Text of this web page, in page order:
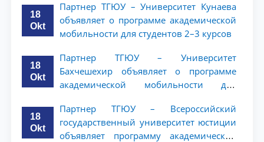
ТГЮУ
18
Okt
Партнер ТГЮУ – Университет Кунаева
объявляет о программе академической
мобильности для студентов 2–3 курсов
18
Okt
Партнер ТГЮУ – Университет
Бахчешехир объявляет о программе
академической мобильности для
18
Okt
Партнер ТГЮУ – Всероссийский
государственный университет юстиции
объявляет программу академической